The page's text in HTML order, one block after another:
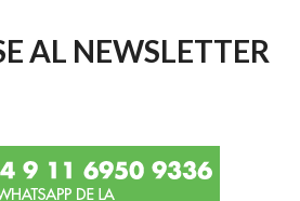
AL NEWSLETTER